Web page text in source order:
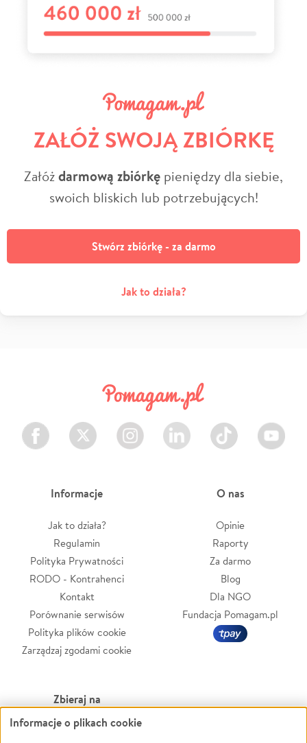
ZAŁÓŻ SWOJĄ ZBIÓRKĘ
Załóżdarmową zbiórkę pieniędzy dla siebie,
swoich bliskich lub potrzebujących!
Stwórz zbiórkę - za darmo
Jak to działa?
Facebook Twitter Instagram LinkedIn TikTok Youtube
Informacje
Jak to działa?
Regulamin
Polityka Prywatności
RODO - Kontrahenci
Kontakt
Porównanie serwisów
Polityka plików cookie
Zarządzaj zgodami cookie
O nas
Opinie
Raporty
Za darmo
Blog
Dla NGO
Fundacja Pomagam.pl
Zbieraj na
Leczenie
Informacje o plikach cookie